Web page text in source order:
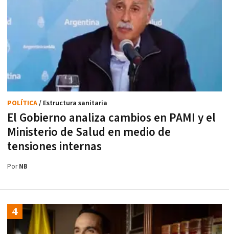
El Gobierno analiza cambios en PAMI y el
Ministerio de Salud en medio de
tensiones internas
POLÍTICA/ Estructura sanitaria
PorNB